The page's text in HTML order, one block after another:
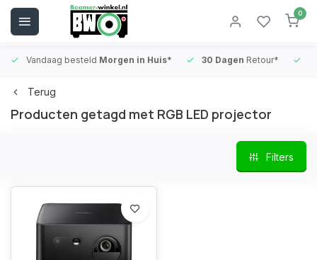
0
Vandaag besteld Morgen in Huis* 30 Dagen Retour*
Terug
Producten getagd met RGB LED projector
Filters